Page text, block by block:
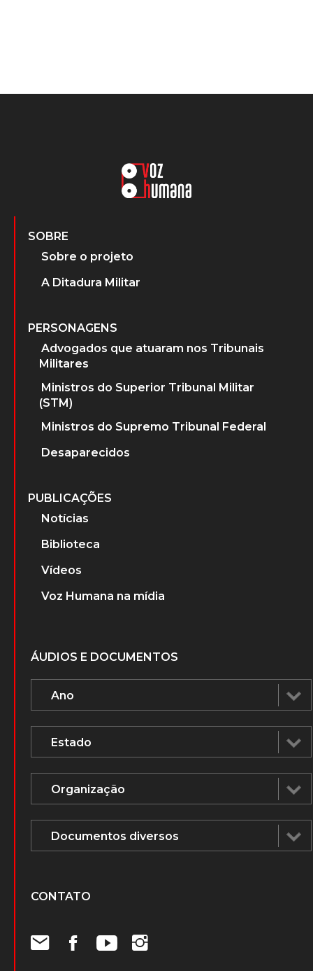
SOBRE
Sobre o projeto
A Ditadura Militar
PERSONAGENS
Advogados que atuaram nos Tribunais
Militares
Ministros do Superior Tribunal Militar
(STM)
Ministros do Supremo Tribunal Federal
Desaparecidos
PUBLICAÇÕES
Notícias
Biblioteca
Vídeos
Voz Humana na mídia
ÁUDIOS E DOCUMENTOS
CONTATO